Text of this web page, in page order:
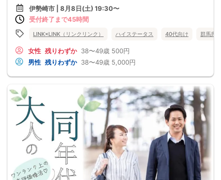
伊勢崎市 | 8月8日(土) 19:30〜
受付終了まで45時間
LINK×LINK（リンクリンク） ハイステータス 40代向け 群馬県
女性 残りわずか 38〜49歳 500円
男性 残りわずか 38〜49歳 5,000円